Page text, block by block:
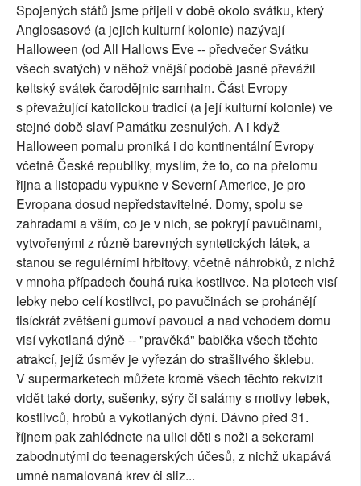
Spojených států jsme přijeli v době okolo svátku, který
Anglosasové (a jejich kulturní kolonie) nazývají
Halloween (od All Hallows Eve -- předvečer Svátku
všech svatých) v něhož vnější podobě jasně převážil
keltský svátek čarodějnic samhain. Část Evropy
s převažující katolickou tradicí (a její kulturní kolonie) ve
stejné době slaví Památku zesnulých. A i když
Halloween pomalu proniká i do kontinentální Evropy
včetně České republiky, myslím, že to, co na přelomu
řijna a listopadu vypukne v Severní Americe, je pro
Evropana dosud nepředstavitelné. Domy, spolu se
zahradami a vším, co je v nich, se pokryjí pavučinami,
vytvořenými z různě barevných syntetických látek, a
stanou se regulérními hřbitovy, včetně náhrobků, z nichž
v mnoha případech čouhá ruka kostlivce. Na plotech visí
lebky nebo celí kostlivci, po pavučinách se prohánějí
tisíckrát zvětšení gumoví pavouci a nad vchodem domu
visí vykotlaná dýně -- "pravěká" babička všech těchto
atrakcí, jejíž úsměv je vyřezán do strašlivého šklebu.
V supermarketech můžete kromě všech těchto rekvizit
vidět také dorty, sušenky, sýry či salámy s motivy lebek,
kostlivců, hrobů a vykotlaných dýní. Dávno před 31.
říjnem pak zahlédnete na ulici děti s noži a sekerami
zabodnutými do teenagerských účesů, z nichž ukapává
umně namalovaná krev či sliz...